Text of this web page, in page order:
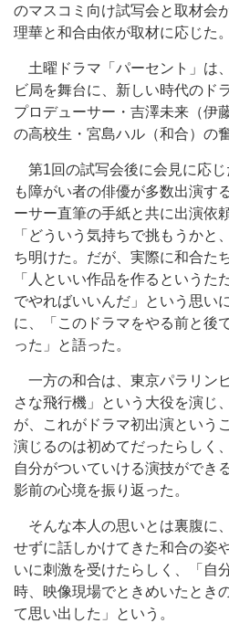
のマスコミ向け試写会と取材会
理華と和合由依が取材に応じた。
土曜ドラマ「パーセント」は
ビ局を舞台に、新しい時代のド
プロデューサー・吉澤未来（伊
の高校生・宮島ハル（和合）の
第1回の試写会後に会見に応じ
も障がい者の俳優が多数出演す
ーサー直筆の手紙と共に出演依
「どういう気持ちで挑もうかと
ち明けた。だが、実際に和合た
「人といい作品を作るというた
でやればいいんだ」という思い
に、「このドラマをやる前と後
った」と語った。
一方の和合は、東京パラリン
さな飛行機」という大役を演じ
が、これがドラマ初出演という
演じるのは初めてだったらしく
自分がついていける演技ができ
影前の心境を振り返った。
そんな本人の思いとは裏腹に
せずに話しかけてきた和合の姿
いに刺激を受けたらしく、「自
時、映像現場でときめいたとき
て思い出した」という。